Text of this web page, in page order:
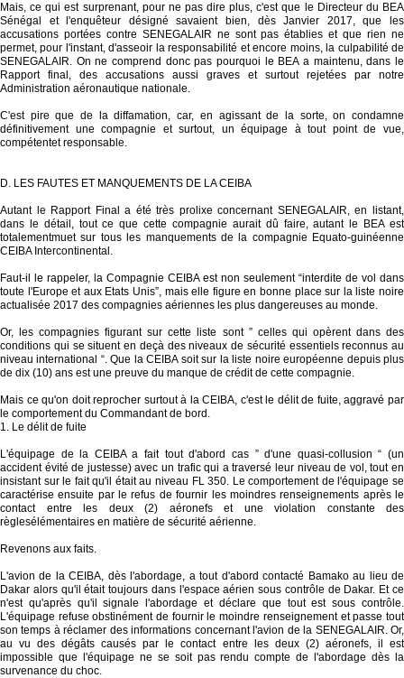
Mais, ce qui est surprenant, pour ne pas dire plus, c'est que le Directeur du BEA
Sénégal et l'enquêteur désigné savaient bien, dès Janvier 2017, que les
accusations portées contre SENEGALAIR ne sont pas établies et que rien ne
permet, pour l'instant, d'asseoir la responsabilité et encore moins, la culpabilité de
SENEGALAIR. On ne comprend donc pas pourquoi le BEA a maintenu, dans le
Rapport final, des accusations aussi graves et surtout rejetées par notre
Administration aéronautique nationale.
C'est pire que de la diffamation, car, en agissant de la sorte, on condamne
définitivement une compagnie et surtout, un équipage à tout point de vue,
compétentet responsable.
D. LES FAUTES ET MANQUEMENTS DE LA CEIBA
Autant le Rapport Final a été très prolixe concernant SENEGALAIR, en listant,
dans le détail, tout ce que cette compagnie aurait dû faire, autant le BEA est
totalementmuet sur tous les manquements de la compagnie Equato-guinéenne
CEIBA Intercontinental.
Faut-il le rappeler, la Compagnie CEIBA est non seulement “interdite de vol dans
toute l'Europe et aux Etats Unis”, mais elle figure en bonne place sur la liste noire
actualisée 2017 des compagnies aériennes les plus dangereuses au monde.
Or, les compagnies figurant sur cette liste sont ” celles qui opèrent dans des
conditions qui se situent en deçà des niveaux de sécurité essentiels reconnus au
niveau international “. Que la CEIBA soit sur la liste noire européenne depuis plus
de dix (10) ans est une preuve du manque de crédit de cette compagnie.
Mais ce qu'on doit reprocher surtout à la CEIBA, c'est le délit de fuite, aggravé par
le comportement du Commandant de bord.
1. Le délit de fuite
L'équipage de la CEIBA a fait tout d'abord cas ” d'une quasi-collusion “ (un
accident évité de justesse) avec un trafic qui a traversé leur niveau de vol, tout en
insistant sur le fait qu'il était au niveau FL 350. Le comportement de l'équipage se
caractérise ensuite par le refus de fournir les moindres renseignements après le
contact entre les deux (2) aéronefs et une violation constante des
règlesélémentaires en matière de sécurité aérienne.
Revenons aux faits.
L'avion de la CEIBA, dès l'abordage, a tout d'abord contacté Bamako au lieu de
Dakar alors qu'il était toujours dans l'espace aérien sous contrôle de Dakar. Et ce
n'est qu'après qu'il signale l'abordage et déclare que tout est sous contrôle.
L'équipage refuse obstinément de fournir le moindre renseignement et passe tout
son temps à réclamer des informations concernant l'avion de la SENEGALAIR. Or,
au vu des dégâts causés par le contact entre les deux (2) aéronefs, il est
impossible que l'équipage ne se soit pas rendu compte de l'abordage dès la
survenance du choc.